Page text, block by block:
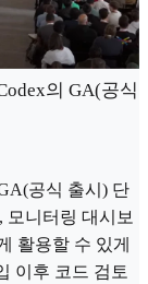
의 GA(공식
공식 출시) 단
모니터링 대시보
활용할 수 있게
이후 코드 검토